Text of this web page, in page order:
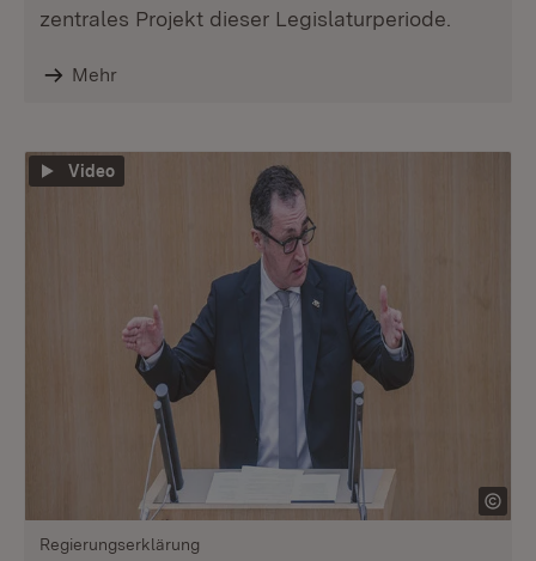
zentrales Projekt dieser Legislaturperiode.
Mehr
Video
Regierungserklärung